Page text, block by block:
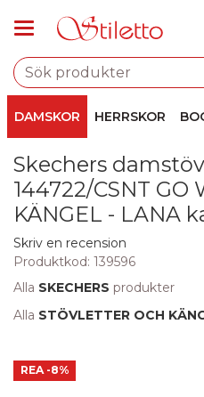
DAMSKOR HERRSKOR
Skechers
144722/CSNT GO
KÄNGEL - LANA
Skriv en recension
Produktkod: 139596
Alla SKECHERS produkter
Alla STÖVLETTER OCH
REA -8%